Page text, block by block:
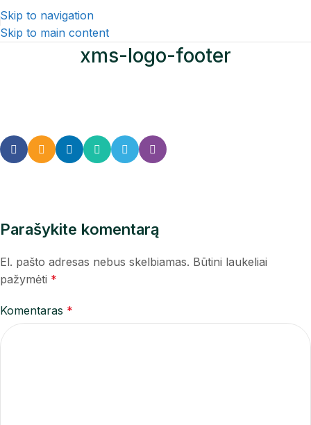
Skip to navigation
Skip to main content
xms-logo-footer
Parašykite komentarą
El. pašto adresas nebus skelbiamas. Būtini laukeliai
pažymėti *
Komentaras *